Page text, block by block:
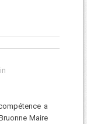
a
Maire